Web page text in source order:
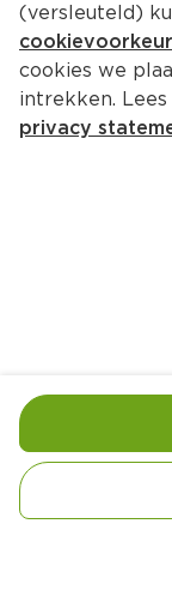
1 varkenshaas
(versleuteld)
cookies we
intrekken.
privacy